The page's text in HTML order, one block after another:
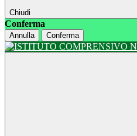
Chiudi
Conferma
Annulla Conferma